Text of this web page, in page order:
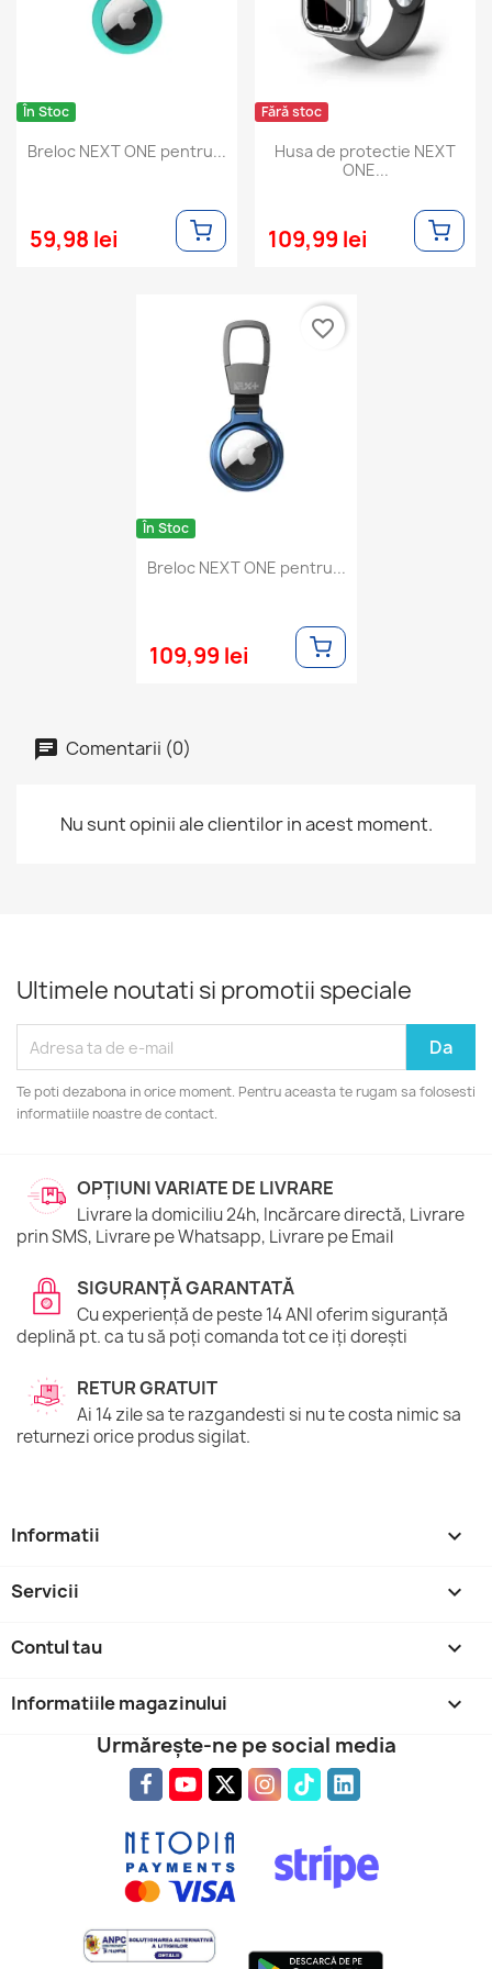
În Stoc
Breloc NEXT ONE pentru...
59,98 lei
Fără stoc
Husa de protectie NEXT
ONE...
109,99 lei
În Stoc
Breloc NEXT ONE pentru...
109,99 lei
favorite_border
Comentarii (0)
Nu sunt opinii ale clientilor in acest moment.
Ultimele noutati si promotii speciale
Te poti dezabona in orice moment. Pentru aceasta te rugam sa folosesti
informatiile noastre de contact.
OPȚIUNI VARIATE DE LIVRARE
Livrare la domiciliu 24h, Incărcare directă, Livrare
prin SMS, Livrare pe Whatsapp, Livrare pe Email
SIGURANȚĂ GARANTATĂ
Cu experiență de peste 14 ANI oferim siguranță
deplină pt. ca tu să poți comanda tot ce iți dorești
RETUR GRATUIT
Ai 14 zile sa te razgandesti si nu te costa nimic sa
returnezi orice produs sigilat.
Informatii 
Servicii 
Contul tau 
Informatiile magazinului keyboard_arrow_down
Urmărește-ne pe social media